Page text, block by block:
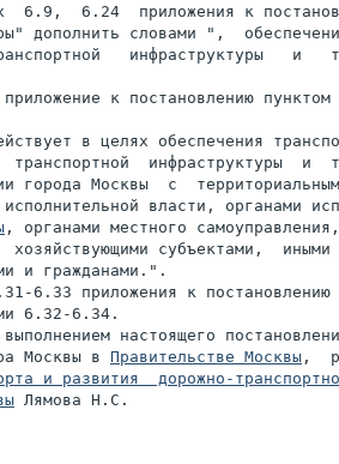
6.9,  6.24  приложения к
дополнить словами ",
инфраструктуры   и
к постановлению пунктом
в целях обеспечения
транспортной  инфраструктуры  и
города Москвы  с
, органами местного
хозяйствующими субъектами,  иными
и гражданами.".
6.33 приложения к постановлению
6.32-6.34.
настоящего
Москвы в Правительстве Москвы
и развития  дорожно-
Лямова Н.С.